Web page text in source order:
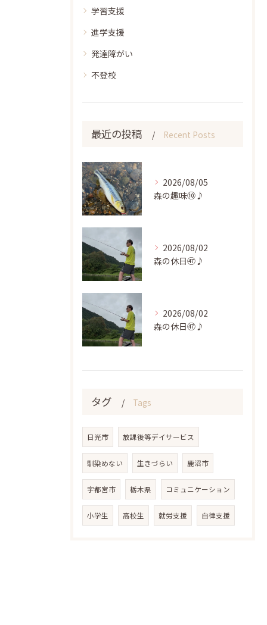
学習支援
進学支援
発達障がい
不登校
最近の投稿 Recent Posts
2026/08/05
森の趣味⑩♪
2026/08/02
森の休日㊼♪
2026/08/02
森の休日㊼♪
タグ Tags
日光市 放課後等デイサービス
馴染めない 生きづらい 鹿沼市
宇都宮市 栃木県 コミュニケーション
小学生 高校生 就労支援 自律支援